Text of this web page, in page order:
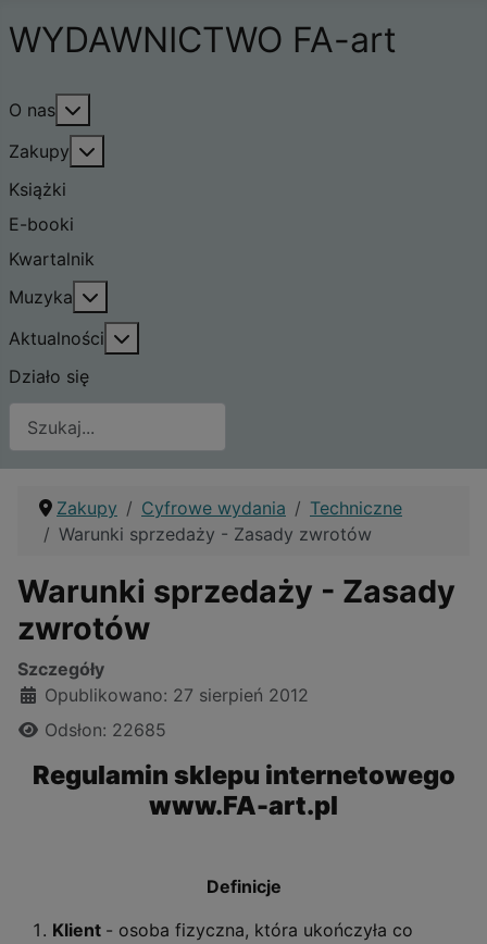
WYDAWNICTWO FA-art
O nas
Zakupy
Książki
E-booki
Kwartalnik
Muzyka
Aktualności
Działo się
Zakupy Cyfrowe wydania
Techniczne
Warunki sprzedaży - Zasady zwrotów
Warunki sprzedaży - Zasady
zwrotów
Szczegóły
Opublikowano: 27 sierpień 2012
Odsłon: 22685
Regulamin sklepu internetowego
www.FA-art.pl
Definicje
Klient - osoba fizyczna, która ukończyła co